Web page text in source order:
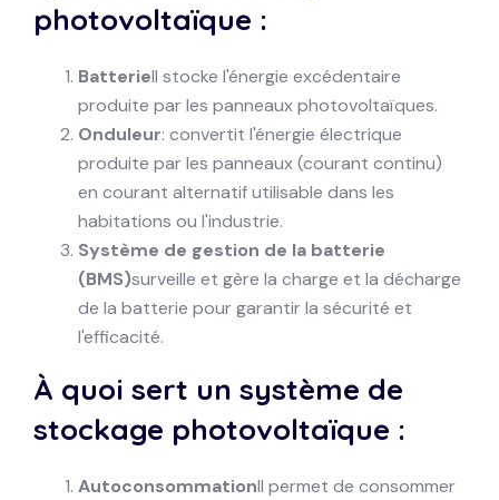
photovoltaïque :
BatterieIl stocke l'énergie excédentaire
produite par les panneaux photovoltaïques.
Onduleur: convertit l'énergie électrique
produite par les panneaux (courant continu)
en courant alternatif utilisable dans les
habitations ou l'industrie.
Système de gestion de la batterie
(BMS)surveille et gère la charge et la décharge
de la batterie pour garantir la sécurité et
l'efficacité.
À quoi sert un système de
stockage photovoltaïque :
AutoconsommationIl permet de consommer